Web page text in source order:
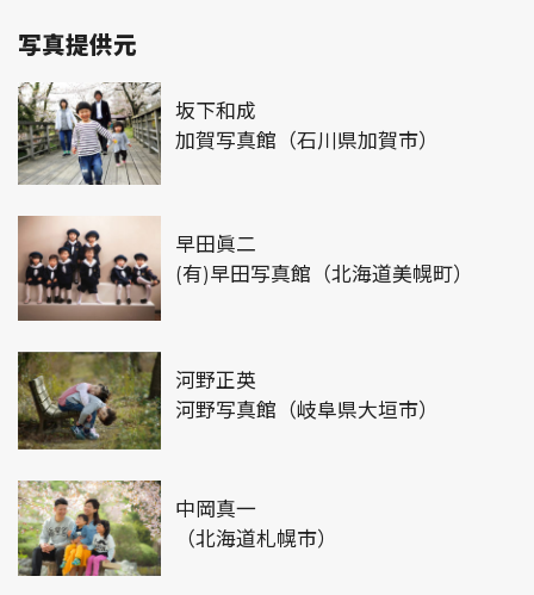
写真提供元
坂下和成
加賀写真館（石川県加賀市）
早田眞二
(有)早田写真館（北海道美幌町）
河野正英
河野写真館（岐阜県大垣市）
中岡真一
（北海道札幌市）